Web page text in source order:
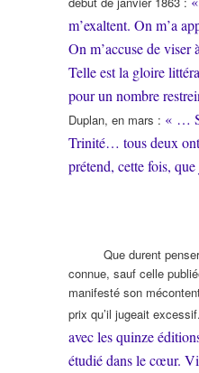
m’exaltent. On m’a
On m’accuse de
Telle est la gloire
pour un nombre
Duplan, en mars : « …
Trinité… tous deux ont
prétend, cette fois,
Que durent
connue, sauf celle
manifesté son
prix qu’il jugeait
avec les quinze
étudié dans le cœur.